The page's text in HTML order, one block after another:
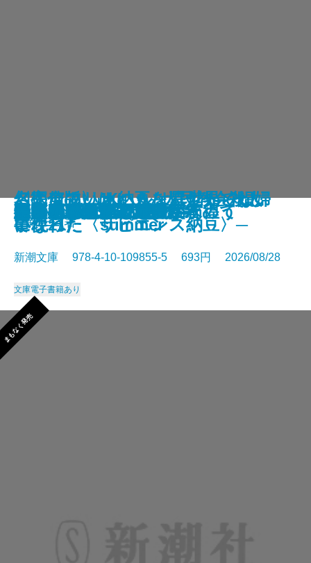
幽冥の岸 十二国記
未知なるカダスを夢に求めて
さよならの言い方なんて知らな
い。11
龍ノ国幻想9 天恵の命
神と王1 亡国の書
人魚屋敷の殺人
悪徳もまた
善人たち
わたしが・棄てた・女
きまぐれカプセル
星新一／著
新潮文庫 978-4-10-109855-5 693円 2026/08/28
文庫電子書籍あり
まもなく発売
一夜─隠蔽捜査10─
夢ノ町本通り─文庫版─
フィレンツェに悪魔が彷徨う
その他の危険
〈完全版〉JKハルは異世界で娼婦
になった summer
人喰いパンダ殺人事件
幻のアフリカ納豆を追え！─そし
て現れた〈サピエンス納豆〉─
色ざんげ
晴れでも雨でも昆虫学者
名探偵のいけにえ─人民教会殺人
事件─